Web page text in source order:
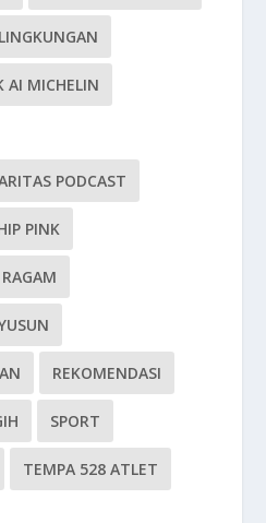
AI MICHELIN
PODCAST
PINK
RAGAM
REKOMENDASI
SPORT
TEMPA 528 ATLET